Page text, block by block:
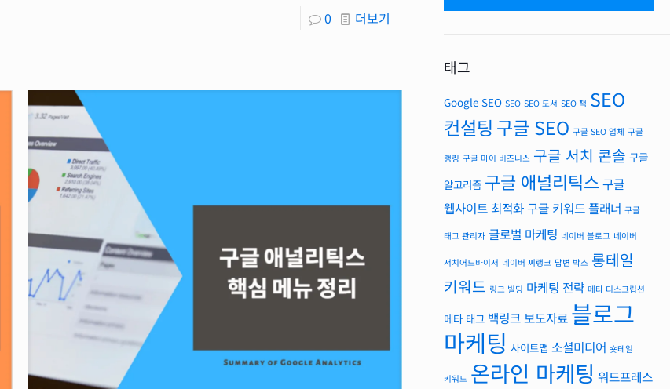
0 더보기
태그
Google SEO SEO SEO 도서 SEO 책 SEO
컨설팅 구글 SEO 구글 SEO 업체 구글
랭킹 구글 마이 비즈니스 구글 서치 콘솔 구글
알고리즘 구글 애널리틱스구글
웹사이트 최적화구글 키워드 플래너 구글
태그 관리자 글로벌 마케팅 네이버 블로그 네이버
서치어드바이저 네이버 씨랭크 답변 박스 롱테일
키워드 링크 빌딩 마케팅 전략 메타 디스크립션
메타 태그 백링크보도자료 블로그
마케팅 사이트맵 소셜미디어 숏테일
키워드 온라인 마케팅 워드프레스